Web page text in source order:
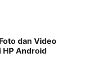
dan Video
HP Android